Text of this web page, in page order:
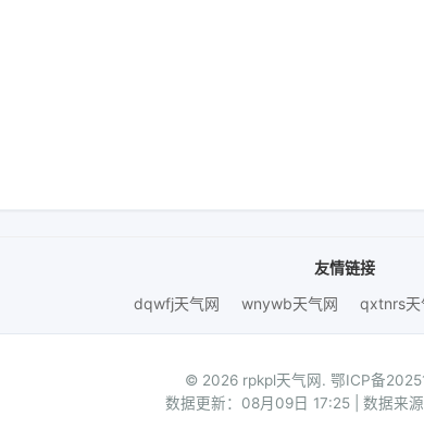
友情链接
dqwfj天气网
wnywb天气网 qxtnrs天
© 2026 rpkpl天气网. 鄂ICP备
数据更新：08月09日 17:25 | 数据来